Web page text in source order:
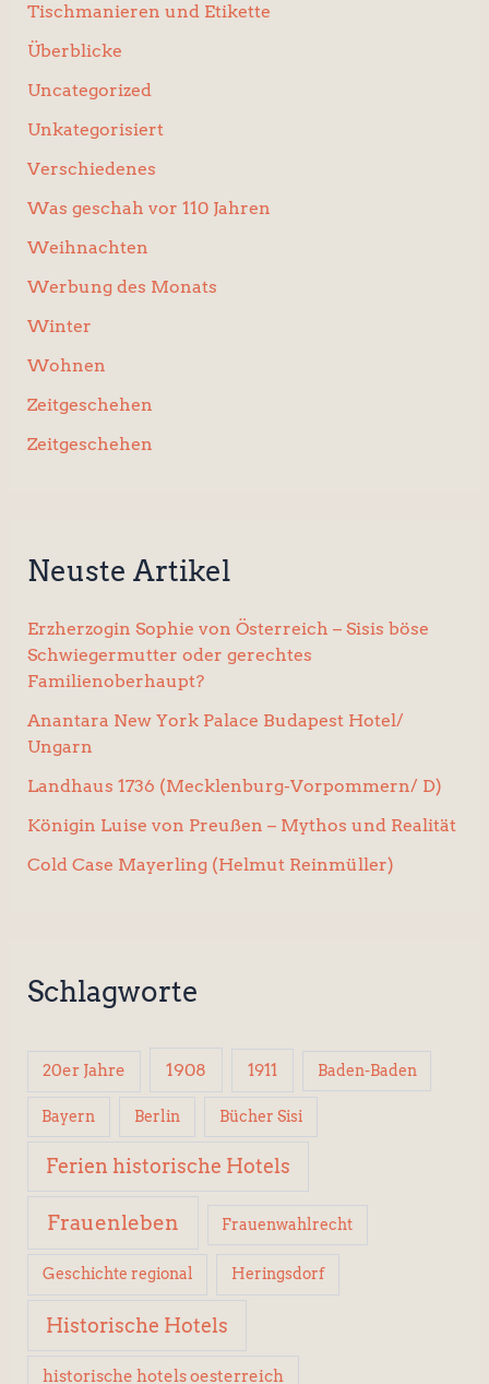
Tischmanieren und Etikette
Überblicke
Uncategorized
Unkategorisiert
Verschiedenes
Was geschah vor 110 Jahren
Weihnachten
Werbung des Monats
Winter
Wohnen
Zeitgeschehen
Zeitgeschehen
Neuste Artikel
Erzherzogin Sophie von Österreich – Sisis böse
Schwiegermutter oder gerechtes
Familienoberhaupt?
Anantara New York Palace Budapest Hotel/
Ungarn
Landhaus 1736 (Mecklenburg-Vorpommern/ D)
Königin Luise von Preußen – Mythos und Realität
Cold Case Mayerling (Helmut Reinmüller)
Schlagworte
20er Jahre 1908 1911 Baden-Baden
Bayern Berlin Bücher Sisi
Ferien historische Hotels
Frauenleben Frauenwahlrecht
Geschichte regional Heringsdorf
Historische Hotels
historische hotels oesterreich